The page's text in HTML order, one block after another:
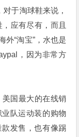
于淘球鞋来说，
应有尽有，而且
外“淘宝”，水也是
，因为非常方
国最大的在线销
队运动装的购物
发售，也有像踢